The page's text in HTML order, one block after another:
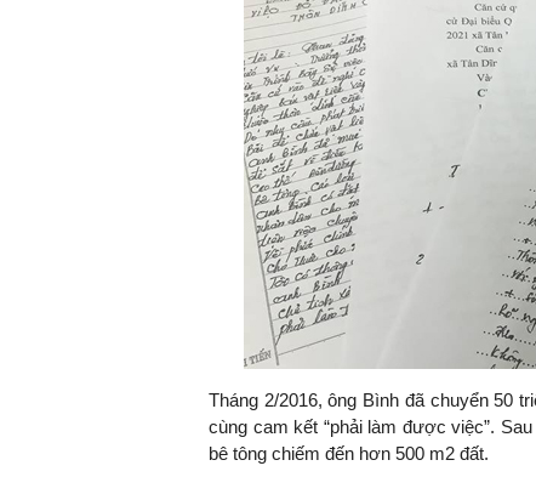
Tháng 2/2016, ông Bình đã chuyển 50
cùng cam kết “phải làm được việc”.
bê tông chiếm đến hơn 500 m2 đất.